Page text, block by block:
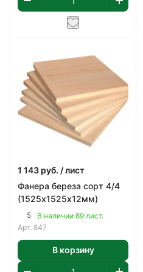
1 143 руб. / лист
Фанера береза сорт 4/4
(1525х1525х12мм)
5
В наличии 89 лист.
Арт. 847
В корзину